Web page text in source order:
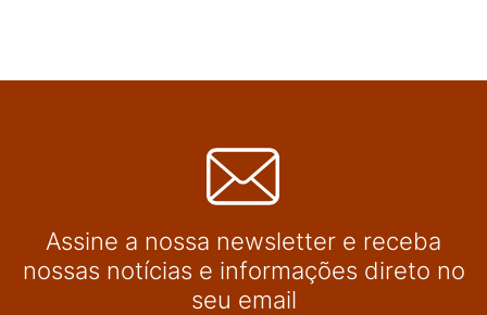
Assine a nossa newsletter e receba
nossas notícias e informações direto no
seu email